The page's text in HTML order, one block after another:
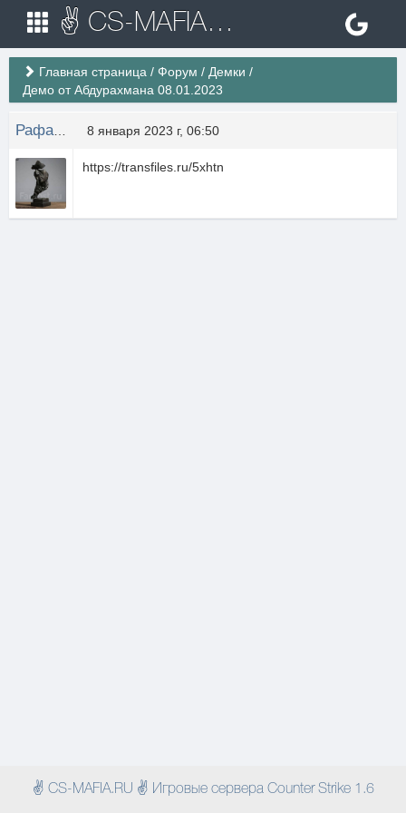
✌ CS-MAFIA.RU ✌ Игровые сервера Counter Strike 1.6
Главная страница / Форум / Демки /
Демо от Абдурахмана 08.01.2023
8 января 2023 г, 06:50
https://transfiles.ru/5xhtn
✌ CS-MAFIA.RU ✌ Игровые сервера Counter Strike 1.6